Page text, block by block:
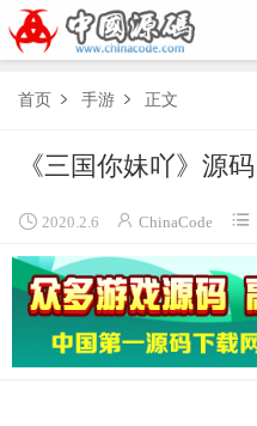
首页  手游  正文
《三国你妹吖》源码
 2020.2.6  ChinaCode 